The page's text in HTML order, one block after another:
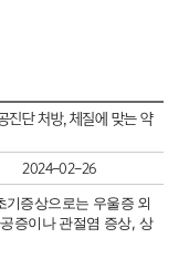
진단 처방, 체질에 맞는 약
2024-02-26
증상으로는 우울증 외
증이나 관절염 증상, 상